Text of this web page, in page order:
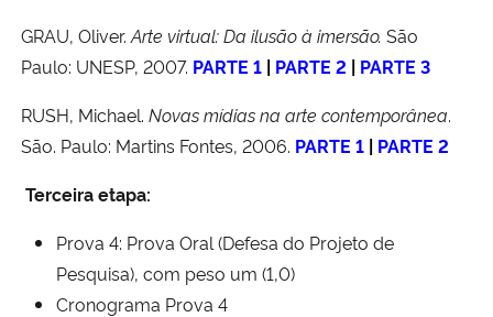
GRAU, Oliver. Arte virtual: Da ilusão à imersão. São
Paulo: UNESP, 2007. PARTE 1 | PARTE 2 | PARTE 3
RUSH, Michael. Novas mídias na arte contemporânea.
São. Paulo: Martins Fontes, 2006. PARTE 1 | PARTE 2
Terceira etapa:
Prova 4: Prova Oral (Defesa do Projeto de
Pesquisa), com peso um (1,0)
Cronograma Prova 4